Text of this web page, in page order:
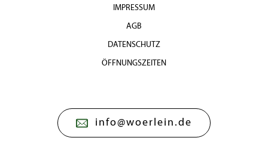
IMPRESSUM
AGB
DATENSCHUTZ
ÖFFNUNGSZEITEN
info@woerlein.de